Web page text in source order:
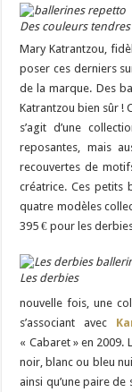
Des couleurs
Mary Katrantzou,
poser ces derniers
de la marque. Des
Katrantzou bien sûr !
s’agit d’une
reposantes, mais
recouvertes de
créatrice. Ces petits
quatre modèles
395 € pour les
Les derbies
nouvelle fois, une
s’associant avec
« Cabaret » en
noir, blanc ou bleu
ainsi qu’une paire de